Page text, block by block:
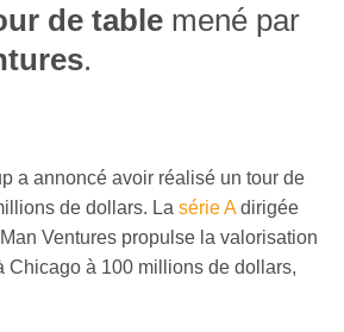
de table mené par
.
a annoncé avoir réalisé un tour de
de dollars. La série Adirigée
Ventures propulse la valorisation
Chicago à 100 millions de dollars,